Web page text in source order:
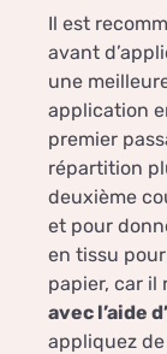
Il est
avant
une
application
premier
répartition
deuxième
et pour
en tissu
papier, car il
avec l’aide
appliquez